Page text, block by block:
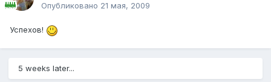
Опубликовано 21 мая, 2009
Успехов!
5 weeks later...